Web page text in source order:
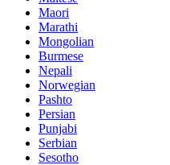
Maori
Marathi
Mongolian
Burmese
Nepali
Norwegian
Pashto
Persian
Punjabi
Serbian
Sesotho